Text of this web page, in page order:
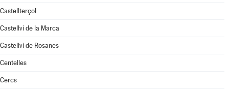
Castellterçol
Castellví de la Marca
Castellví de Rosanes
Centelles
Cercs